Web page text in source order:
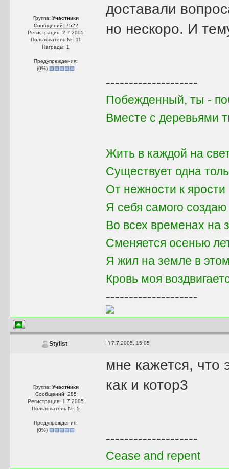
Группа: Участники
Сообщений: 7522
Регистрация: 2.7.2005
Пользователь №: 11
Награды: 1
Предупреждения:
(0%)
доставали
но нескоро. И
--------------------
Побежденный, ты -
Вместе с деревьями
Жить в каждой на
Существует одна
От нежности к ярости
Я себя самого
Во всех временах на
Сменяется осенью
Я жил на земле в
Кровь моя
--------------------
Stylist 7.7.2005, 15:05
Группа: Участники
Сообщений: 285
Регистрация: 1.7.2005
Пользователь №: 5
Предупреждения:
(0%)
мне кажется, что
как и котор3
--------------------
Cease and repent